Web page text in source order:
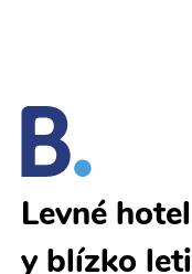
Levné hotel
y blízko leti